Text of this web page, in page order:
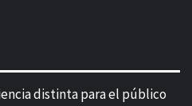
distinta para el público